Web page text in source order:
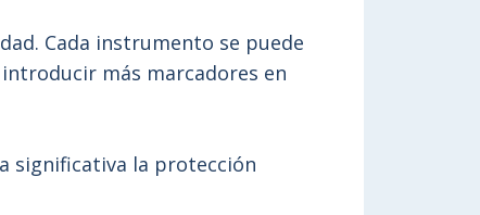
Cada instrumento se puede
más marcadores en
significativa la protección